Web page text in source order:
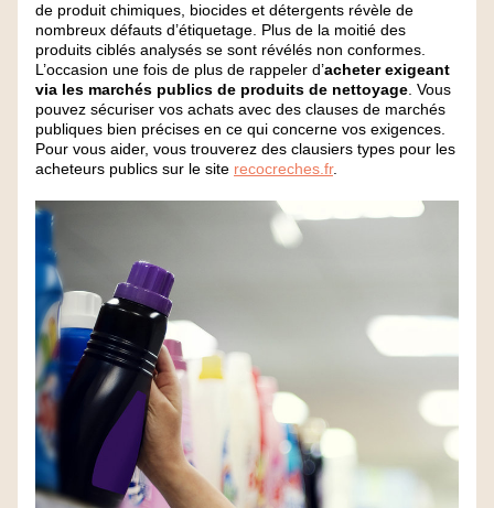
de produit chimiques, biocides et détergents révèle de
nombreux défauts d’étiquetage. Plus de la moitié des
produits ciblés analysés se sont révélés non conformes.
L’occasion une fois de plus de rappeler d’acheter exigeant
via les marchés publics de produits de nettoyage . Vous
pouvez sécuriser vos achats avec des clauses de marchés
publiques bien précises en ce qui concerne vos exigences.
Pour vous aider, vous trouverez des clausiers types pour les
acheteurs publics sur le site recocreches.fr.